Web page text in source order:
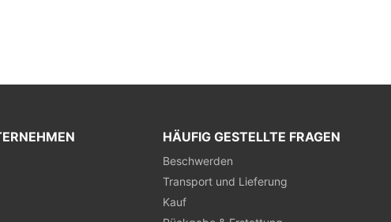
HÄUFIG GESTELLTE FRAGEN
Beschwerden
Transport und Lieferung
Kauf